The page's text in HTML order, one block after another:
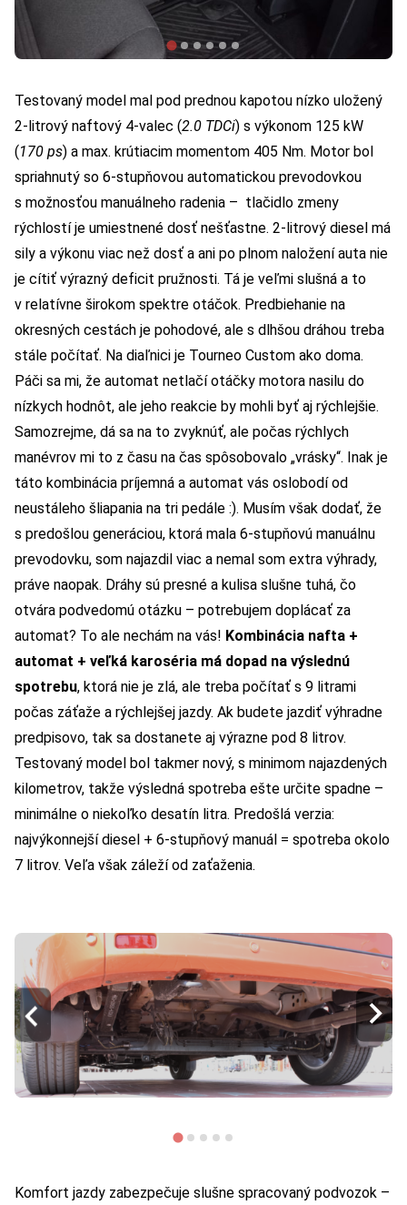
Testovaný model mal pod prednou kapotou nízko uložený
2-litrový naftový 4-valec (2.0 TDCi) s výkonom 125 kW
(170 ps) a max. krútiacim momentom 405 Nm. Motor bol
spriahnutý so 6-stupňovou automatickou prevodovkou
s možnosťou manuálneho radenia – tlačidlo zmeny
rýchlostí je umiestnené dosť nešťastne. 2-litrový diesel má
sily a výkonu viac než dosť a ani po plnom naložení auta nie
je cítiť výrazný deficit pružnosti. Tá je veľmi slušná a to
v relatívne širokom spektre otáčok. Predbiehanie na
okresných cestách je pohodové, ale s dlhšou dráhou treba
stále počítať. Na diaľnici je Tourneo Custom ako doma.
Páči sa mi, že automat netlačí otáčky motora nasilu do
nízkych hodnôt, ale jeho reakcie by mohli byť aj rýchlejšie.
Samozrejme, dá sa na to zvyknúť, ale počas rýchlych
manévrov mi to z času na čas spôsobovalo „vrásky“. Inak je
táto kombinácia príjemná a automat vás oslobodí od
neustáleho šliapania na tri pedále :). Musím však dodať, že
s predošlou generáciou, ktorá mala 6-stupňovú manuálnu
prevodovku, som najazdil viac a nemal som extra výhrady,
práve naopak. Dráhy sú presné a kulisa slušne tuhá, čo
otvára podvedomú otázku – potrebujem doplácať za
automat? To ale nechám na vás! Kombinácia nafta +
automat + veľká karoséria má dopad na výslednú
spotrebu, ktorá nie je zlá, ale treba počítať s 9 litrami
počas záťaže a rýchlejšej jazdy. Ak budete jazdiť výhradne
predpisovo, tak sa dostanete aj výrazne pod 8 litrov.
Testovaný model bol takmer nový, s minimom najazdených
kilometrov, takže výsledná spotreba ešte určite spadne –
minimálne o niekoľko desatín litra. Predošlá verzia­:
najvýkonnejší diesel + 6-stupňový manuál = spotreba okolo
7 litrov. Veľa však záleží od zaťaženia.
Komfort jazdy zabezpečuje slušne spracovaný podvozok –